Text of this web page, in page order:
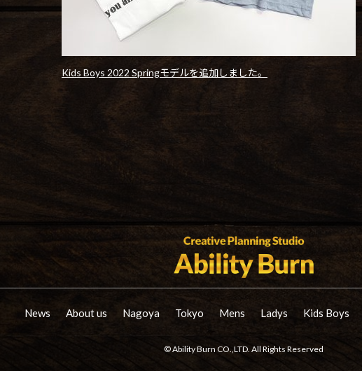
Kids Boys 2022 Springモデルを追加しました。
News About us Nagoya Tokyo Mens Ladys Kids Boys
© Ability Burn CO.,LTD. All Rights Reserved